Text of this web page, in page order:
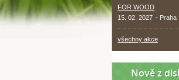
FOR WOOD
15. 02. 2027 - Praha
všechny akce
Nově z